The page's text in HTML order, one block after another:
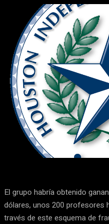
Facebook
El grupo habría obtenido
dólares, unos 200 profesores
través de este esquema de